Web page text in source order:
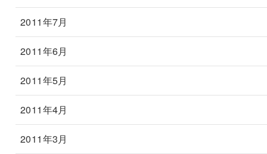
2011年7月
2011年6月
2011年5月
2011年4月
2011年3月